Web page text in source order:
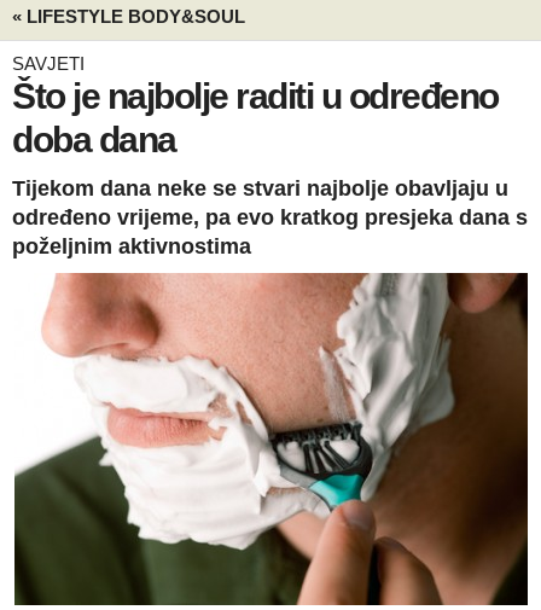
« LIFESTYLE BODY&SOUL
SAVJETI
Što je najbolje raditi u određeno
doba dana
Tijekom dana neke se stvari najbolje obavljaju u
određeno vrijeme, pa evo kratkog presjeka dana s
poželjnim aktivnostima